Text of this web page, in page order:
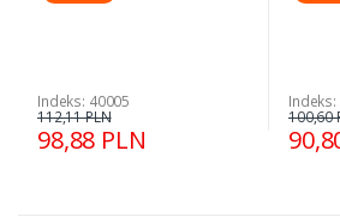
Indeks: 40005
98,88 PLN
112,11 PLN 100,60